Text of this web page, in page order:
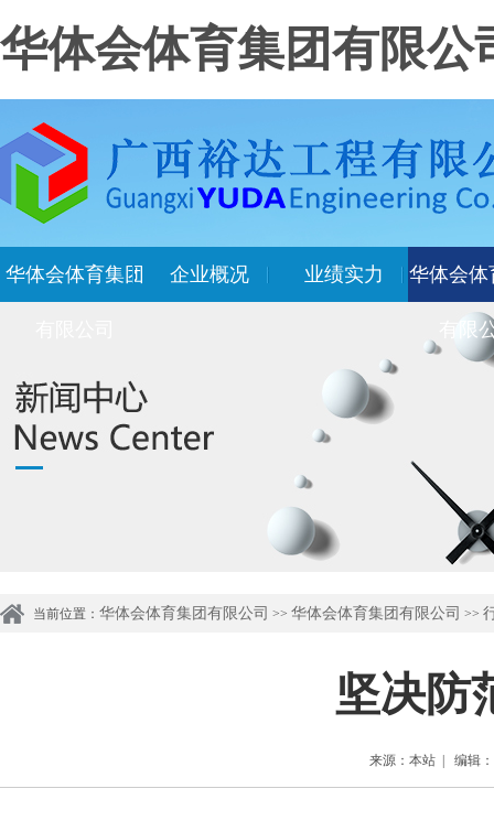
华体会体育集团有限公
华体会体育集团 企业概况 业绩实力 华体会体
有限
当前位置： 华体会体育集团有限公司 >> 华体会体育集团有限公司 >> 行
坚决防
来源：本站 | 编辑